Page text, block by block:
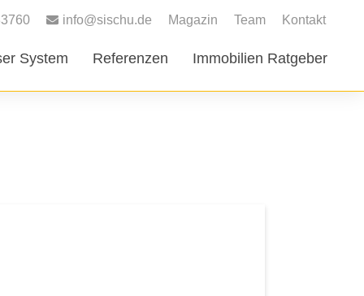
info@sischu.de Magazin Team Kontakt
System Referenzen Immobilien Ratgeber